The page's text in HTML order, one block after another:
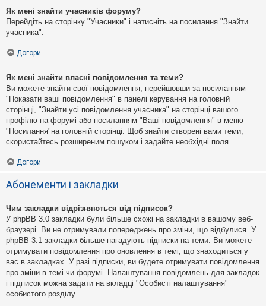
Як мені знайти учасників форуму?
Перейдіть на сторінку "Учасники" і натисніть на посилання "Знайти
учасника".
Догори
Як мені знайти власні повідомлення та теми?
Ви можете знайти свої повідомлення, перейшовши за посиланням
"Показати ваші повідомлення" в панелі керування на головній
сторінці, "Знайти усі повідомлення учасника" на сторінці вашого
профілю на форумі або посиланням "Ваші повідомлення" в меню
"Посилання"на головній сторінці. Щоб знайти створені вами теми,
скористайтесь розширеним пошуком і задайте необхідні поля.
Догори
Абонементи і закладки
Чим закладки відрізняються від підписок?
У phpBB 3.0 закладки були більше схожі на закладки в вашому веб-
браузері. Ви не отримували попереджень про зміни, що відбулися. У
phpBB 3.1 закладки більше нагадують підписки на теми. Ви можете
отримувати повідомлення про оновлення в темі, що знаходиться у
вас в закладках. У разі підписки, ви будете отримувати повідомлення
про зміни в темі чи форумі. Налаштування повідомлень для закладок
і підписок можна задати на вкладці "Особисті налаштування"
особистого розділу.